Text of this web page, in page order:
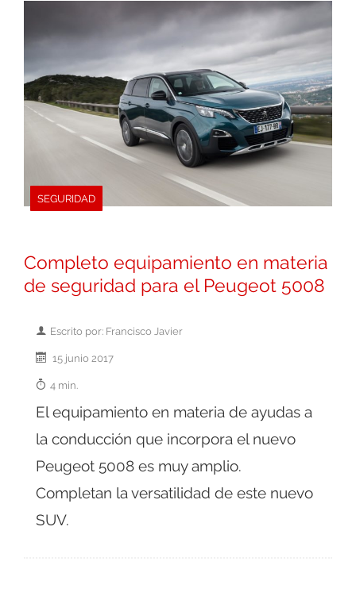
SEGURIDAD
Completo equipamiento en materia
de seguridad para el Peugeot 5008
Escrito por: Francisco Javier
15 junio 2017
4 min.
El equipamiento en materia de ayudas a
la conducción que incorpora el nuevo
Peugeot 5008 es muy amplio.
Completan la versatilidad de este nuevo
SUV.